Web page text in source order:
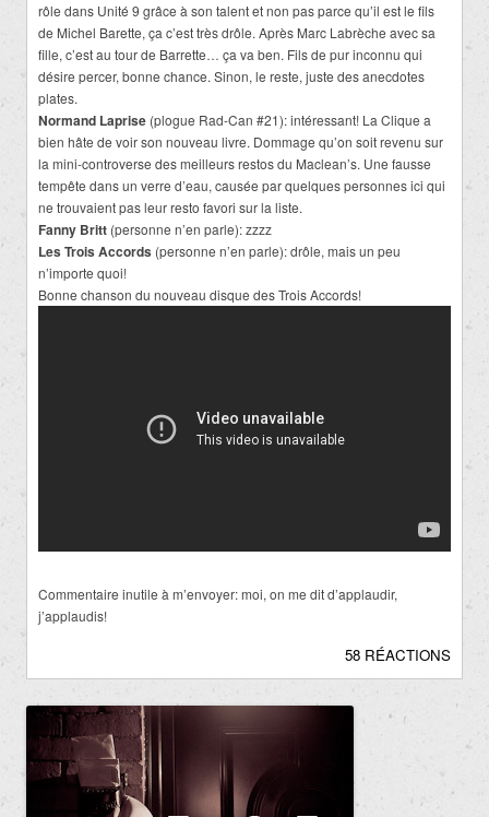
rôle dans Unité 9 grâce à son talent et non pas parce qu’il est le fils
de Michel Barette, ça c’est très drôle. Après Marc Labrèche avec sa
fille, c’est au tour de Barrette… ça va ben. Fils de pur inconnu qui
désire percer, bonne chance. Sinon, le reste, juste des anecdotes
plates.
Normand Laprise (plogue Rad-Can #21): intéressant! La Clique a
bien hâte de voir son nouveau livre. Dommage qu’on soit revenu sur
la mini-controverse des meilleurs restos du Maclean’s. Une fausse
tempête dans un verre d’eau, causée par quelques personnes ici qui
ne trouvaient pas leur resto favori sur la liste.
Fanny Britt (personne n’en parle): zzzz
Les Trois Accords (personne n’en parle): drôle, mais un peu
n’importe quoi!
Bonne chanson du nouveau disque des Trois Accords!
Commentaire inutile à m’envoyer: moi, on me dit d’applaudir,
j’applaudis!
58 RÉACTIONS